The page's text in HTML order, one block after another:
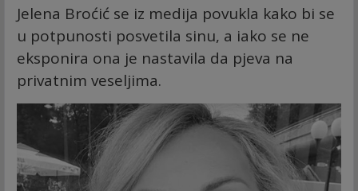
Jelena Broćić se iz medija povukla kako bi se
u potpunosti posvetila sinu, a iako se ne
eksponira ona je nastavila da pjeva na
privatnim veseljima.